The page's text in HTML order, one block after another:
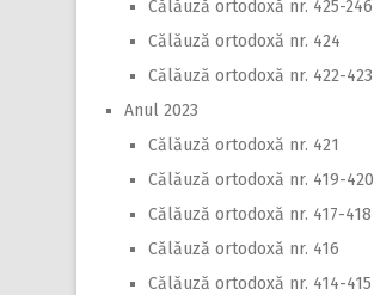
Călăuză ortodoxă nr. 425-246
Călăuză ortodoxă nr. 424
Călăuză ortodoxă nr. 422-423
Anul 2023
Călăuză ortodoxă nr. 421
Călăuză ortodoxă nr. 419-420
Călăuză ortodoxă nr. 417-418
Călăuză ortodoxă nr. 416
Călăuză ortodoxă nr. 414-415